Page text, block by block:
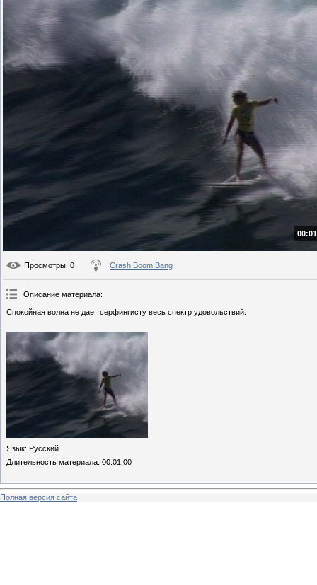
Просмотры: 0 Crash Boom Bang
Описание материала:
Спокойная волна не дает серфингисту весь спектр удовольствий.
Язык: Русский
Длительность материала: 00:01:00
Полная версия сайта